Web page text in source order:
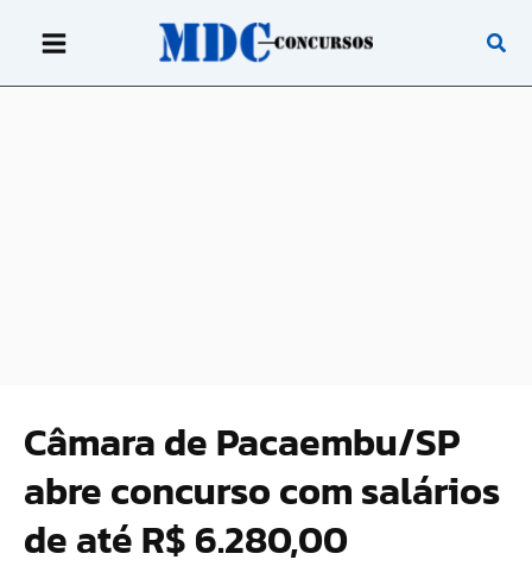
Câmara de Pacaembu/SP
abre concurso com salários
de até R$ 6.280,00